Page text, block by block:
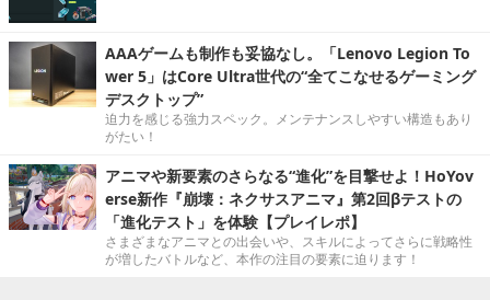
AAAゲームも制作も妥協なし。「Lenovo Legion To
wer 5」はCore Ultra世代の“全てこなせるゲーミング
デスクトップ”
迫力を感じる強力スペック。メンテナンスしやすい構造もあり
がたい！
アニマや新要素のさらなる“進化”を目撃せよ！HoYov
erse新作『崩壊：ネクサスアニマ』第2回βテストの
「進化テスト」を体験【プレイレポ】
さまざまなアニマとの出会いや、スキルによってさらに戦略性
が増したバトルなど、本作の注目の要素に迫ります！